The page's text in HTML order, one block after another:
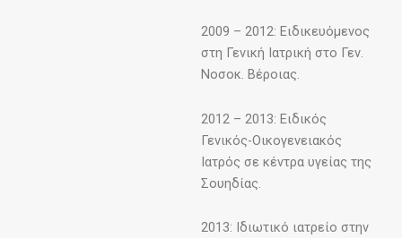
2009 – 2012: Ειδικευόμενος
στη Γενική Ιατρική στο Γεν.
Νοσοκ. Βέροιας.
2012 – 2013: Ειδικός
Γενικός-Οικογενειακός
Ιατρός σε κέντρα υγείας της
Σουηδίας.
2013: Ιδιωτικό ιατρείο στην